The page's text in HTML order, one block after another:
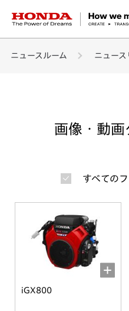
HONDA The Power of
ニュースルーム ニュース
画像・動画
すべての
iGX800